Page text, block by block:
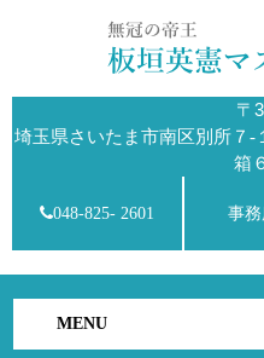
〒
埼玉県さいたま市南区別所７
箱
048-825- 2601 事
MENU